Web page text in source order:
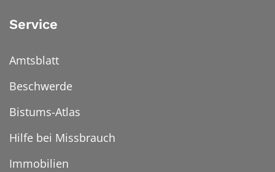
Service
Amtsblatt
Beschwerde
Bistums-Atlas
Hilfe bei Missbrauch
Immobilien